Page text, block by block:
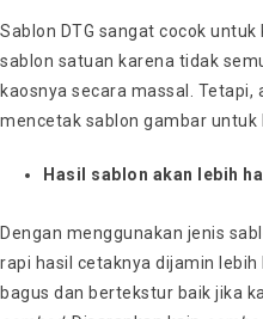
Sablon DTG sangat cocok
sablon satuan karena tidak
kaosnya secara massal. Tetapi,
mencetak sablon gambar untuk
Hasil sablon akan lebih
Dengan menggunakan jenis
rapi hasil cetaknya dijamin lebih
bagus dan bertekstur baik jika